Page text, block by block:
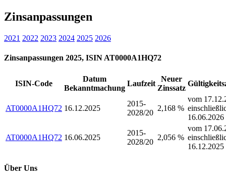
Zinsanpassungen
2021 2022 2023 2024 2025 2026
Zinsanpassungen 2025, ISIN AT0000A1HQ72
ISIN-Code
Datum
Bekanntmachung
Laufzeit
Neuer
Zinssatz
AT0000A1HQ72 16.12.2025
2015-
2028/20
2,168 %
vom
16.06.2026
AT0000A1HQ72 16.06.2025
2015-
2028/20
2,056 %
vom
16.12.2025
Über Uns